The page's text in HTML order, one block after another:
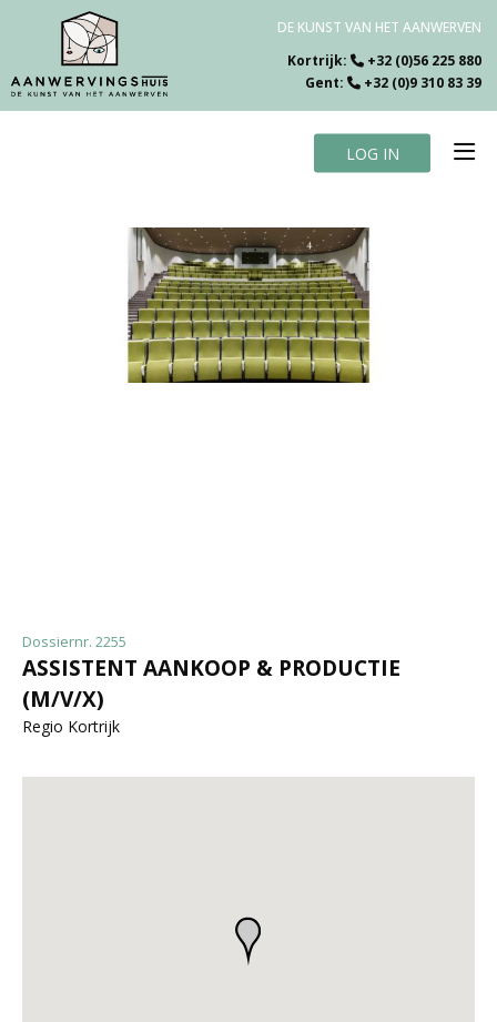
DE KUNST VAN HET AANWERVEN
Kortrijk:
+32 (0)56 225 880
Gent:
+32 (0)9 310 83 39
LOG IN
Dossiernr. 2255
ASSISTENT AANKOOP & PRODUCTIE
(M/V/X)
Regio Kortrijk